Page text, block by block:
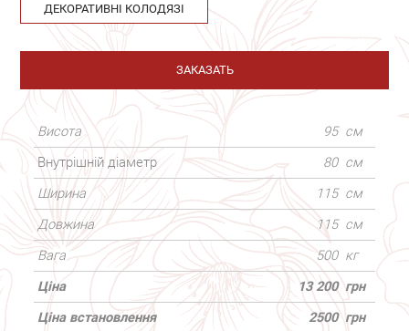
ДЕКОРАТИВНІ КОЛОДЯЗІ
ЗАКАЗАТЬ
Висота 95 см
Внутрішній діаметр
80 см
Ширина
115 см
Довжина
115 см
Вага
500 кг
Ціна
13 200 грн
Ціна встановлення
2500 грн